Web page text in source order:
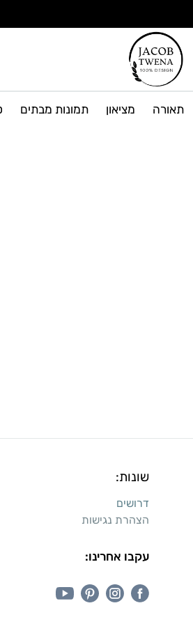
יעקב
טוינה
גלריה
לרהיטים
תאורה מציאון תמונות מבתים
שונות:
דרושים
הצהרת נגישות
עקבו אחרינו: